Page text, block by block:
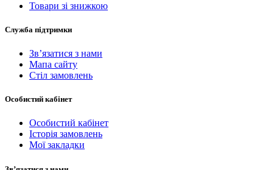
Товари зі знижкою
Служба підтримки
Зв’язатися з нами
Мапа сайту
Стіл замовлень
Особистий кабінет
Особистий кабінет
Історія замовлень
Мої закладки